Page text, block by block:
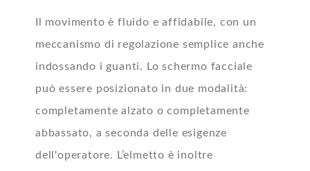
Il movimento è fluido e affidabile, con un
meccanismo di regolazione semplice anche
indossando i guanti. Lo schermo facciale
può essere posizionato in due modalità:
completamente alzato o completamente
abbassato, a seconda delle esigenze
dell'operatore. L’elmetto è inoltre